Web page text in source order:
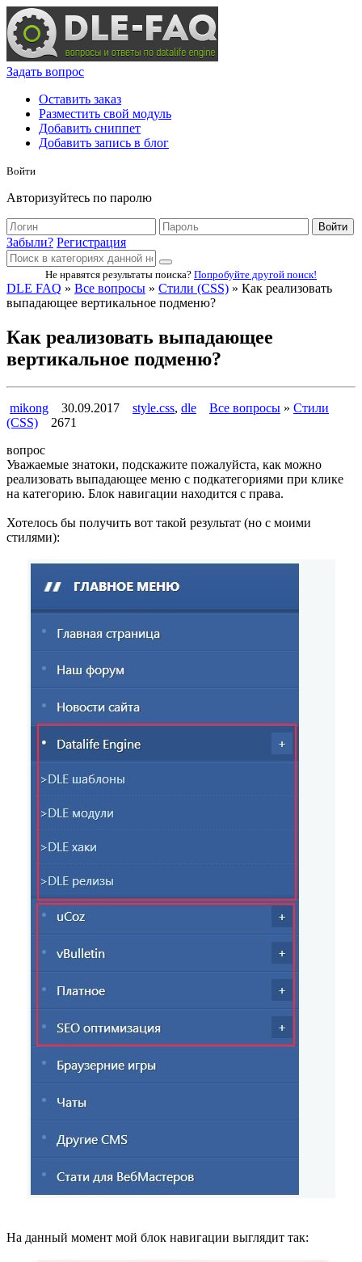
Задать вопрос
Оставить заказ
Разместить свой модуль
Добавить сниппет
Добавить запись в блог
Войти
Авторизуйтесь по паролю
Войти
Забыли? Регистрация
Не нравятся результаты поиска? Попробуйте другой поиск!
DLE FAQ » Все вопросы » Стили (CSS) » Как реализовать
выпадающее вертикальное подменю?
Как реализовать выпадающее
вертикальное подменю?
mikong 30.09.2017 style.css, dle Все вопросы » Стили
(CSS)
2671
вопрос
Уважаемые знатоки, подскажите пожалуйста, как можно
реализовать выпадающее меню с подкатегориями при клике
на категорию. Блок навигации находится с права.
Хотелось бы получить вот такой результат (но с моими
стилями):
На данный момент мой блок навигации выглядит так: